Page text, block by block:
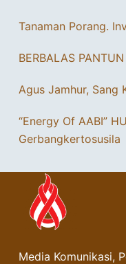
Tanaman Porang.
BERBALAS PANTUN
Agus Jamhur, Sang
“Energy Of AABI”
Gerbangkertosusila
Media Komunikasi,